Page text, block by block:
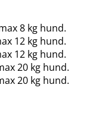
8 kg hund.
12 kg hund.
12 kg hund.
20 kg hund.
20 kg hund.